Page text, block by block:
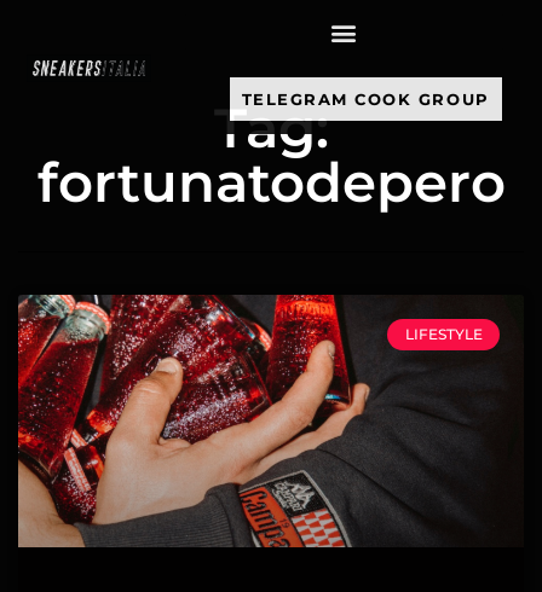
TELEGRAM COOK GROUP
Tag:
fortunatodepero
LIFESTYLE